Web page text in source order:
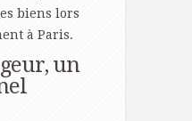
biens lors
à Paris.
un